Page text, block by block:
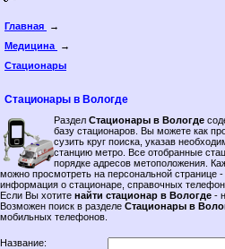
Главная
→
Медицина
→
Стационары
Стационары в Вологде
Раздел Стационары в Вологде
базу стационаров. Вы можете как
сузить круг поиска, указав
станцию метро. Все отобранные
порядке адресов метоположения.
можно просмотреть на персональной странице
информация о стационаре, справочных
Если Вы хотите найти стационар в Вологде -
Возможен поиск в разделе Стационары в
мобильных телефонов.
Название: